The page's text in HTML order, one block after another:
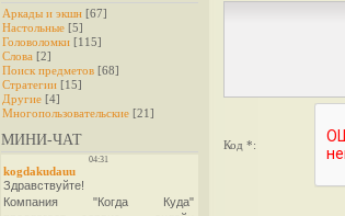
Аркады и экшн [67]
Настольные [5]
Головоломки [115]
Слова [2]
Поиск предметов [68]
Стратегии [15]
Другие [4]
Многопользовательские [21]
МИНИ-ЧАТ Код *: